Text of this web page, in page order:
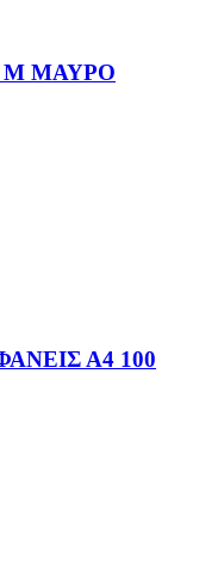
M ΜΑΥΡΟ
Α4 100